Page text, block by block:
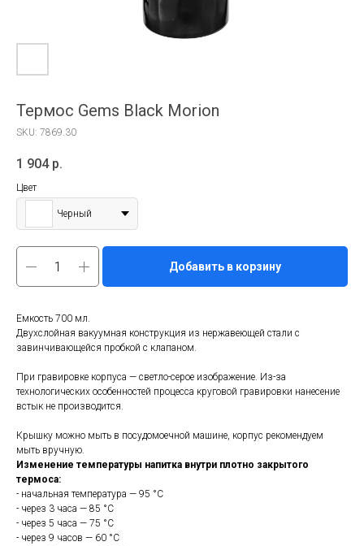
Термос Gems Black Morion
SKU: 7869.30
1 904 р.
Цвет
Черный
Добавить в корзину
Емкость 700 мл.
Двухслойная вакуумная конструкция из нержавеющей стали с
завинчивающейся пробкой с клапаном.
При гравировке корпуса — светло-серое изображение. Из-за
технологических особенностей процесса круговой гравировки нанесение
встык не производится.
Крышку можно мыть в посудомоечной машине, корпус рекомендуем
мыть вручную.
Изменение температуры напитка внутри плотно закрытого
термоса:
- начальная температура — 95 °С
- через 3 часа — 85 °С
- через 5 часа — 75 °С
- через 9 часов — 60 °С